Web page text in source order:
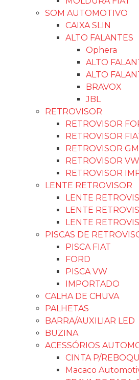
SOM AUTOMOTIVO
CAIXA SLIN
ALTO FALANTES
Ophera
ALTO
ALTO
BRAVOX
JBL
RETROVISOR
RETROVISOR
RETROVISOR
RETROVISOR GM
RETROVISOR VW
RETROVISOR
LENTE RETROVISOR
LENTE
LENTE
LENTE
PISCAS DE
PISCA FIAT
FORD
PISCA VW
IMPORTADO
CALHA DE CHUVA
PALHETAS
BARRA/AUXILIAR LED
BUZINA
ACESSÓRIOS
CINTA P/
Macaco